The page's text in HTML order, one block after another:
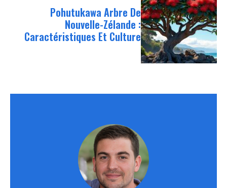
Pohutukawa Arbre De
Nouvelle-Zélande :
Caractéristiques Et Culture